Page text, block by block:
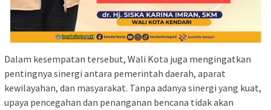
Dalam kesempatan tersebut, Wali Kota juga mengingatkan
pentingnya sinergi antara pemerintah daerah, aparat
kewilayahan, dan masyarakat. Tanpa adanya sinergi yang kuat,
upaya pencegahan dan penanganan bencana tidak akan